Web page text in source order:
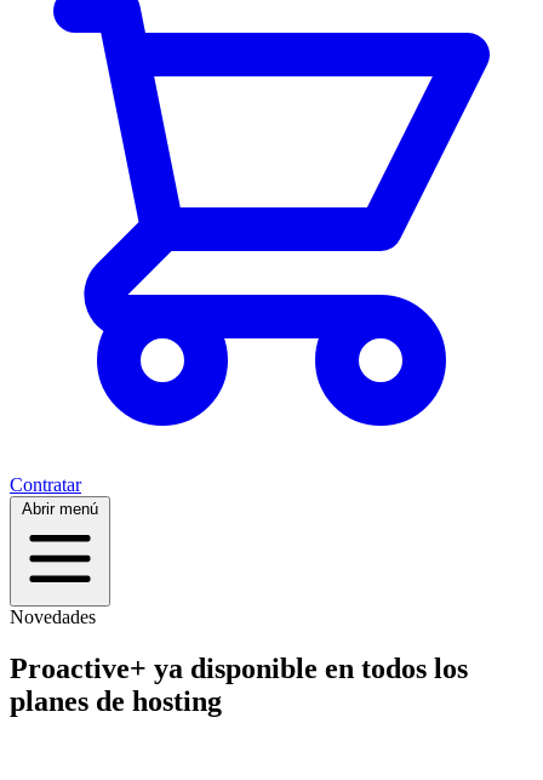
Contratar
Abrir menú
Novedades
Proactive+ ya disponible en todos los
planes de hosting